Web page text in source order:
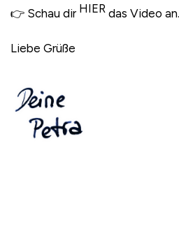
👉 Schau dir HIER das Video an.
Liebe Grüße